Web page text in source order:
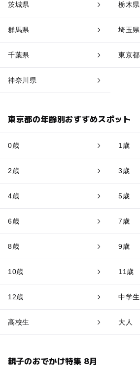
茨城県 栃木県
群馬県 埼玉県
千葉県 東京都
神奈川県
東京都の年齢別おすすめスポット
0歳 1歳
2歳 3歳
4歳 5歳
6歳 7歳
8歳 9歳
10歳 11歳
12歳 中学生
高校生 大人
親子のおでかけ特集 8月